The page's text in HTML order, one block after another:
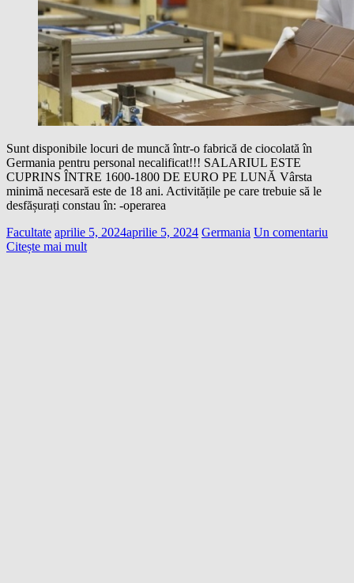
Sunt disponibile locuri de muncă într-o fabrică de ciocolată în
Germania pentru personal necalificat!!! SALARIUL ESTE
CUPRINS ÎNTRE 1600-1800 DE EURO PE LUNĂ Vârsta
minimă necesară este de 18 ani. Activitățile pe care trebuie să le
desfășurați constau în: -operarea
Facultate aprilie 5, 2024aprilie 5, 2024 Germania Un comentariu
Citește mai mult